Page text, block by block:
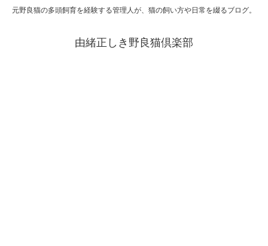
元野良猫の多頭飼育を経験する管理人が、猫の飼い方や日常を綴るブログ。
由緒正しき野良猫倶楽部